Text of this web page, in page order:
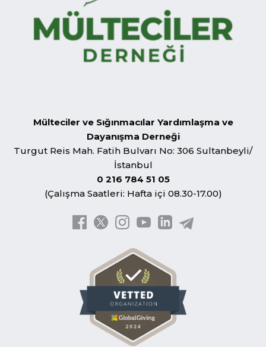
Mülteciler ve Sığınmacılar Yardımlaşma ve
Dayanışma Derneği
Turgut Reis Mah. Fatih Bulvarı No: 306 Sultanbeyli/
İstanbul
0 216 784 51 05
(Çalışma Saatleri: Hafta içi 08.30-17.00)